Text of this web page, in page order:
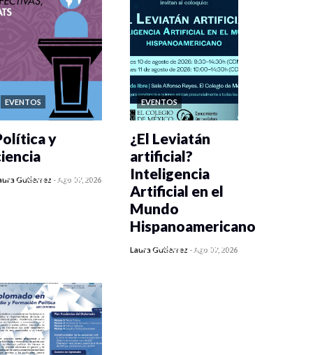
EVENTOS
0 veces compartido
y
Gutiérrez -Ago 07, 2026
EVENTOS
0 veces compartido
¿El Leviatán
artificial?
Inteligencia
Artificial en el
Mundo
Hispanoamericano
Laura Gutiérrez -Ago 07, 2026